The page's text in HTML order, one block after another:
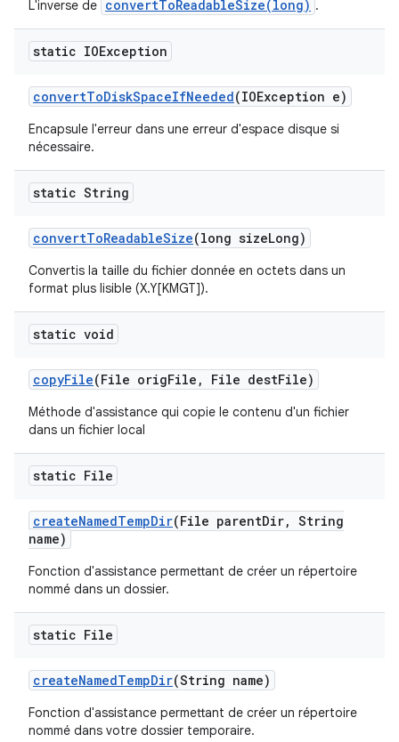
L'inverse de convertToReadableSize(long) .
static IOException
convertToDiskSpaceIfNeeded(IOException e)
Encapsule l'erreur dans une erreur d'espace disque si
nécessaire.
static String
convertToReadableSize(long sizeLong)
Convertis la taille du fichier donnée en octets dans un
format plus lisible (X.Y[KMGT]).
static void
copyFile(File origFile , File destFile)
Méthode d'assistance qui copie le contenu d'un fichier
dans un fichier local
static File
createNamedTempDir(File parentDir, String
name)
Fonction d'assistance permettant de créer un répertoire
nommé dans un dossier.
static File
createNamedTempDir(String name)
Fonction d'assistance permettant de créer un répertoire
nommé dans votre dossier temporaire.